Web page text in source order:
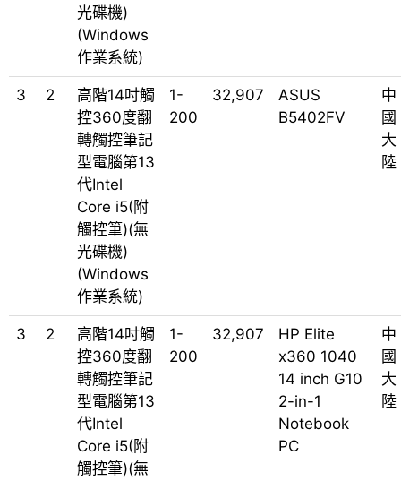
光碟機)
(Windows
作業系統)
3 2
高階14吋觸
控360度翻
轉觸控筆記
型電腦第13
代Intel
Core i5(附
觸控筆)(無
光碟機)
(Windows
作業系統)
1-
200
32,907
ASUS
B5402FV
中
國
大
陸
3 2
高階14吋觸
控360度翻
轉觸控筆記
型電腦第13
代Intel
Core i5(附
觸控筆)(無
1-
200
32,907
HP Elite
x360 1040
14 inch G10
2-in-1
Notebook
PC
中
國
大
陸